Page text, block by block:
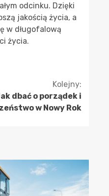
odcinku. Dzięki
jakością życia, a
w długofalową
życia.
Kolejny:
dbać o porządek i
w Nowy Rok